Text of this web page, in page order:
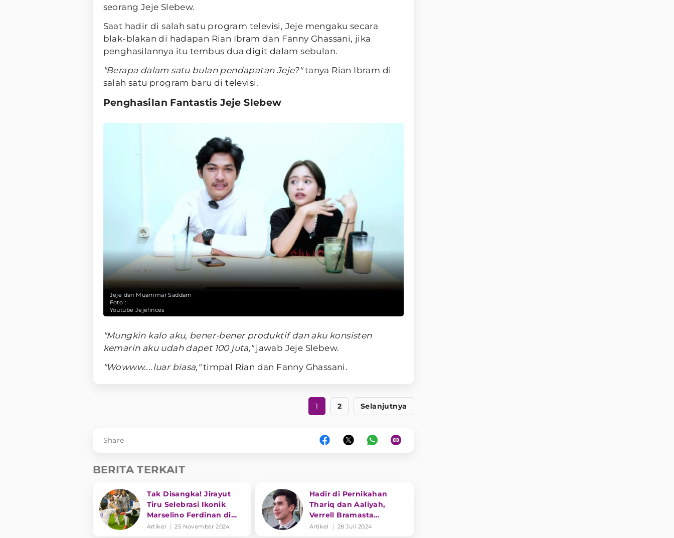
seorang Jeje Slebew.
Saat hadir di salah satu program televisi, Jeje mengaku secara
blak-blakan di hadapan Rian Ibram dan Fanny Ghassani, jika
penghasilannya itu tembus dua digit dalam sebulan.
"Berapa dalam satu bulan pendapatan Jeje?"tanya Rian Ibram di
salah satu program baru di televisi.
Penghasilan Fantastis Jeje Slebew
Jeje dan Muammar Saddam
Foto :
Youtube Jejelinces
"Mungkin kalo aku, bener-bener produktif dan aku konsisten
kemarin aku udah dapet 100 juta,"jawab Jeje Slebew.
"Wowww....luar biasa,"timpal Rian dan Fanny Ghassani.
1 2 Selanjutnya
Share
BERITA TERKAIT
Tak Disangka! Jirayut
Tiru Selebrasi Ikonik
Marselino Ferdinan di
Laga Mini Soccer
Artikel 25 November 2024
Hadir di Pernikahan
Thariq dan Aaliyah,
Verrell Bramasta
Mengaku Ingin Segera
Artikel 28 Juli 2024